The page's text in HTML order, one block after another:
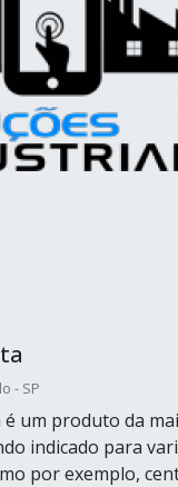
- SP
um produto da
indicado para
por exemplo,